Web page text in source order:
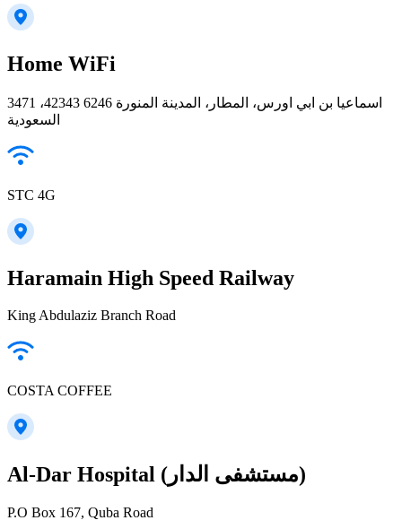
Home WiFi
3471 اسماعيا بن ابي اورس، المطار، المدينة المنورة 42343 6246،
السعودية
STC 4G
Haramain High Speed Railway
King Abdulaziz Branch Road
COSTA COFFEE
Al-Dar Hospital (مستشفى الدار)
P.O Box 167, Quba Road